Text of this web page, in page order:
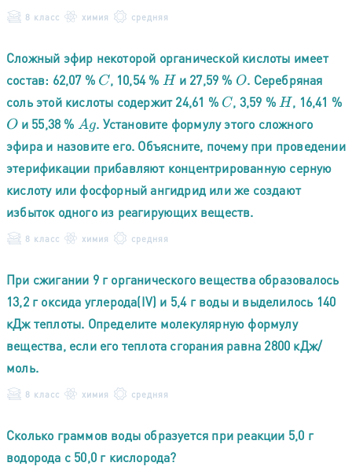
8 класс химия средняя
Сложный эфир некоторой органической кислоты имеет
состав: 62,07 % C , 10,54 % H и 27,59 % O . Серебряная
соль этой кислоты содержит 24,61 % C , 3,59 % H , 16,41 %
O и 55,38 % Ag . Установите формулу этого сложного
эфира и назовите его. Объясните, почему при проведении
этерификации прибавляют концентрированную серную
кислоту или фосфорный ангидрид или же создают
избыток одного из реагирующих веществ.
8 класс химия средняя
При сжигании 9 г органического вещества образовалось
13,2 г оксида углерода(IV) и 5,4 г воды и выделилось 140
кДж теплоты. Определите молекулярную формулу
вещества, если его теплота сгорания равна 2800 кДж/
моль.
8 класс химия средняя
Сколько граммов воды образуется при реакции 5,0 г
водорода с 50,0 г кислорода?